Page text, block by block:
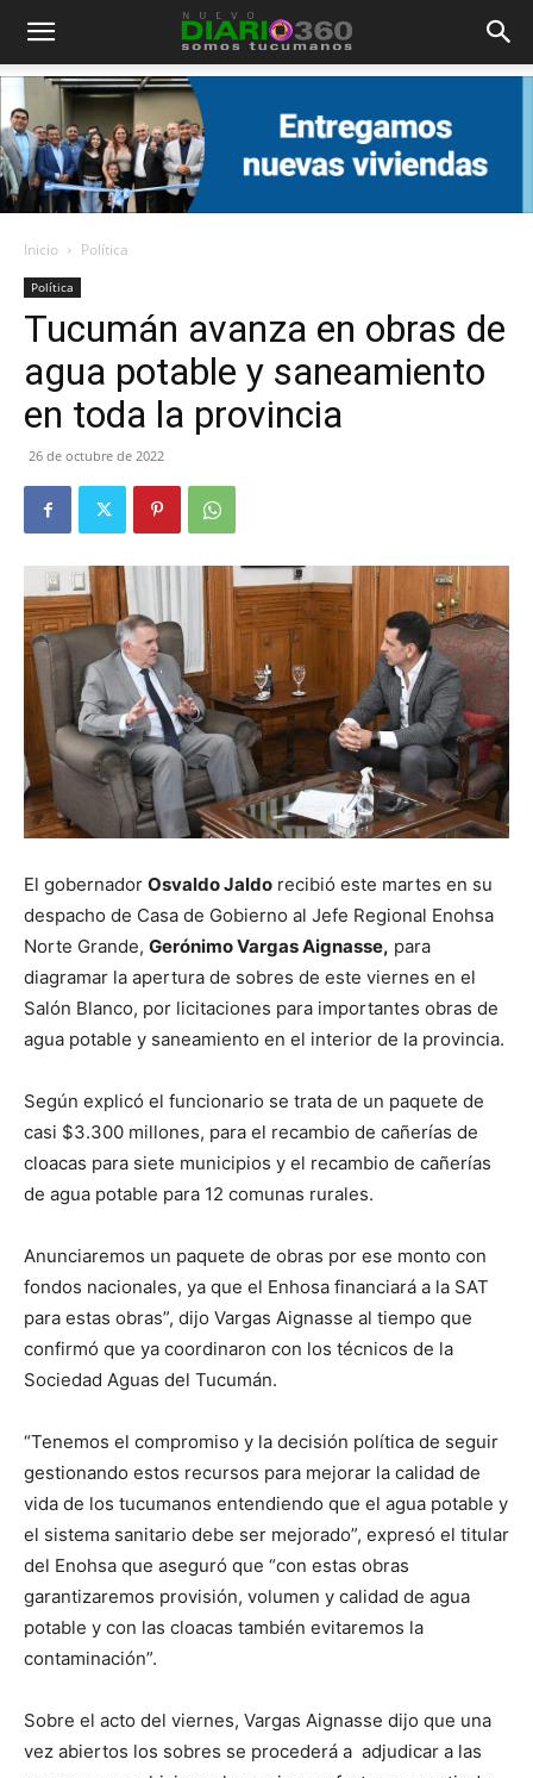
Diario
360
Inicio Política
Política
Tucumán avanza en obras de
agua potable y saneamiento
en toda la provincia
26 de octubre de 2022
El gobernador Osvaldo Jaldo recibió este martes en su
despacho de Casa de Gobierno al Jefe Regional Enohsa
Norte Grande, Gerónimo Vargas Aignasse, para
diagramar la apertura de sobres de este viernes en el
Salón Blanco, por licitaciones para importantes obras de
agua potable y saneamiento en el interior de la provincia.
Según explicó el funcionario se trata de un paquete de
casi $3.300 millones, para el recambio de cañerías de
cloacas para siete municipios y el recambio de cañerías
de agua potable para 12 comunas rurales.
Anunciaremos un paquete de obras por ese monto con
fondos nacionales, ya que el Enhosa financiará a la SAT
para estas obras”, dijo Vargas Aignasse al tiempo que
confirmó que ya coordinaron con los técnicos de la
Sociedad Aguas del Tucumán.
“Tenemos el compromiso y la decisión política de seguir
gestionando estos recursos para mejorar la calidad de
vida de los tucumanos entendiendo que el agua potable y
el sistema sanitario debe ser mejorado”, expresó el titular
del Enohsa que aseguró que “con estas obras
garantizaremos provisión, volumen y calidad de agua
potable y con las cloacas también evitaremos la
contaminación”.
Sobre el acto del viernes, Vargas Aignasse dijo que una
vez abiertos los sobres se procederá a adjudicar a las